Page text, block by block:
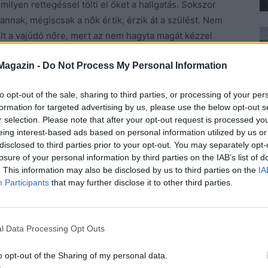
- Do Not Process My Personal Information
opt-out of the sale, sharing to third parties, or processing of your
for targeted advertising by us, please use the below opt-out
selection. Please note that after your opt-out request is processed
interest-based ads based on personal information utilized by us
to third parties prior to your opt-out. You may separately
of your personal information by third parties on the IAB’s list of
This information may also be disclosed by us to third parties on the
Participants that may further disclose it to other third parties.
Data Processing Opt Outs
opt-out of the Sharing of my personal data.
rettegéssel tölti el őket a hallgatás. Sokszor
mégiscsak a nők értik, érzik át a szülést. Nem
a vajúdó nőre, mert az nem hagyta magát kézzel
mesélték nők, hogy kijelentette a férfiorvos,
Érdemes lenne némi szimulációs játékban
hogy kevesebbnek érzi magát, ha császározzák.
a természetes szülés az igazi. Ez ostobaság. Úgy
tőle, hogyan született?Érdemes
nem versenyezni még ebben is. Érdeklődjünk már
ki a babáját, könnyebb volt-e neki utána?
hogy a hasa sose lesz a régi? Kivéve a
műtőbe, mert programozott császárral szülnek a
hogy a gyerekük egy héten belül átalussza az